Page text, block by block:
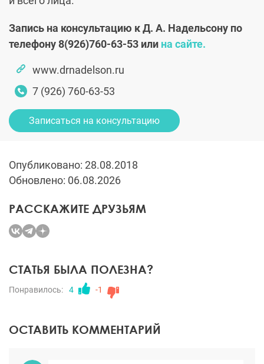
Запись на консультацию к Д. А. Надельсону по
телефону8(926)760-63-53 или на сайте.
www.drnadelson.ru
7 (926) 760-63-53
Записаться на консультацию
Опубликовано: 28.08.2018
Обновлено: 06.08.2026
РАССКАЖИТЕ ДРУЗЬЯМ
СТАТЬЯ БЫЛА ПОЛЕЗНА?
Понравилось: 4 -1
ОСТАВИТЬ КОММЕНТАРИЙ